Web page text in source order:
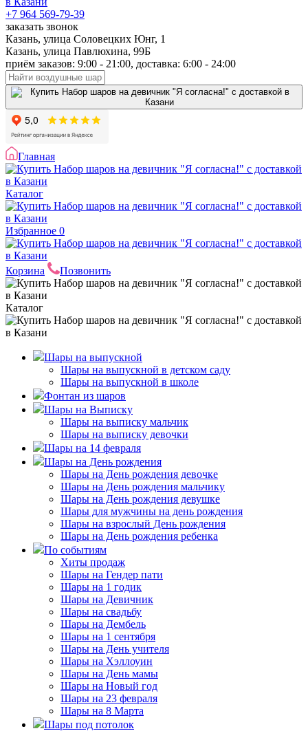
+7 964 569-79-39
заказать звонок
Казань, улица Соловецких Юнг, 1
Казань, улица Павлюхина, 99Б
приём заказов: 9:00 - 21:00, доставка: 6:00 - 24:00
Главная
Каталог
Избранное 0
Корзина Позвонить
Каталог
Шары на выпускной
Шары на выпускной в детском саду
Шары на выпускной в школе
Фонтан из шаров
Шары на Выписку
Шары на выписку мальчик
Шары на выписку девочки
Шары на 14 февраля
Шары на День рождения
Шары на День рождения девочке
Шары на День рождения мальчику
Шары на День рождения девушке
Шары для мужчины на день рождения
Шары на взрослый День рождения
Шары на День рождения ребенка
По событиям
Хиты продаж
Шары на Гендер пати
Шары на 1 годик
Шары на Девичник
Шары на свадьбу
Шары на Дембель
Шары на 1 сентября
Шары на День учителя
Шары на Хэллоуин
Шары на День мамы
Шары на Новый год
Шары на 23 февраля
Шары на 8 Марта
Шары под потолок